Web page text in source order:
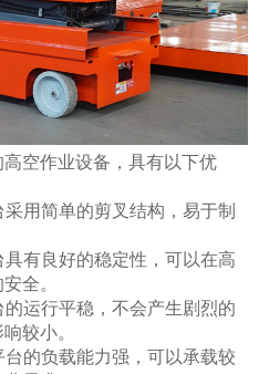
空作业设备，具有以下优
用简单的剪叉结构，易于制
有良好的稳定性，可以在高
全。
运行平稳，不会产生剧烈的
较小。
的负载能力强，可以承载较